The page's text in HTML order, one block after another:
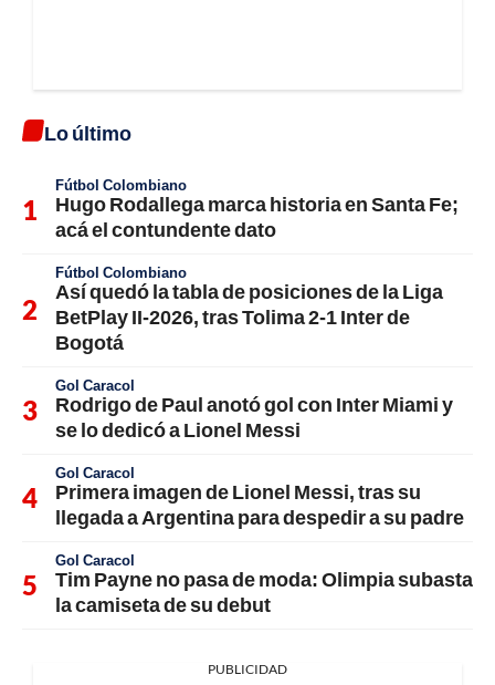
Lo último
Fútbol Colombiano
Hugo Rodallega marca historia en Santa Fe;
acá el contundente dato
Fútbol Colombiano
Así quedó la tabla de posiciones de la Liga
BetPlay II-2026, tras Tolima 2-1 Inter de
Bogotá
Gol Caracol
Rodrigo de Paul anotó gol con Inter Miami y
se lo dedicó a Lionel Messi
Gol Caracol
Primera imagen de Lionel Messi, tras su
llegada a Argentina para despedir a su padre
Gol Caracol
Tim Payne no pasa de moda: Olimpia subasta
la camiseta de su debut
PUBLICIDAD